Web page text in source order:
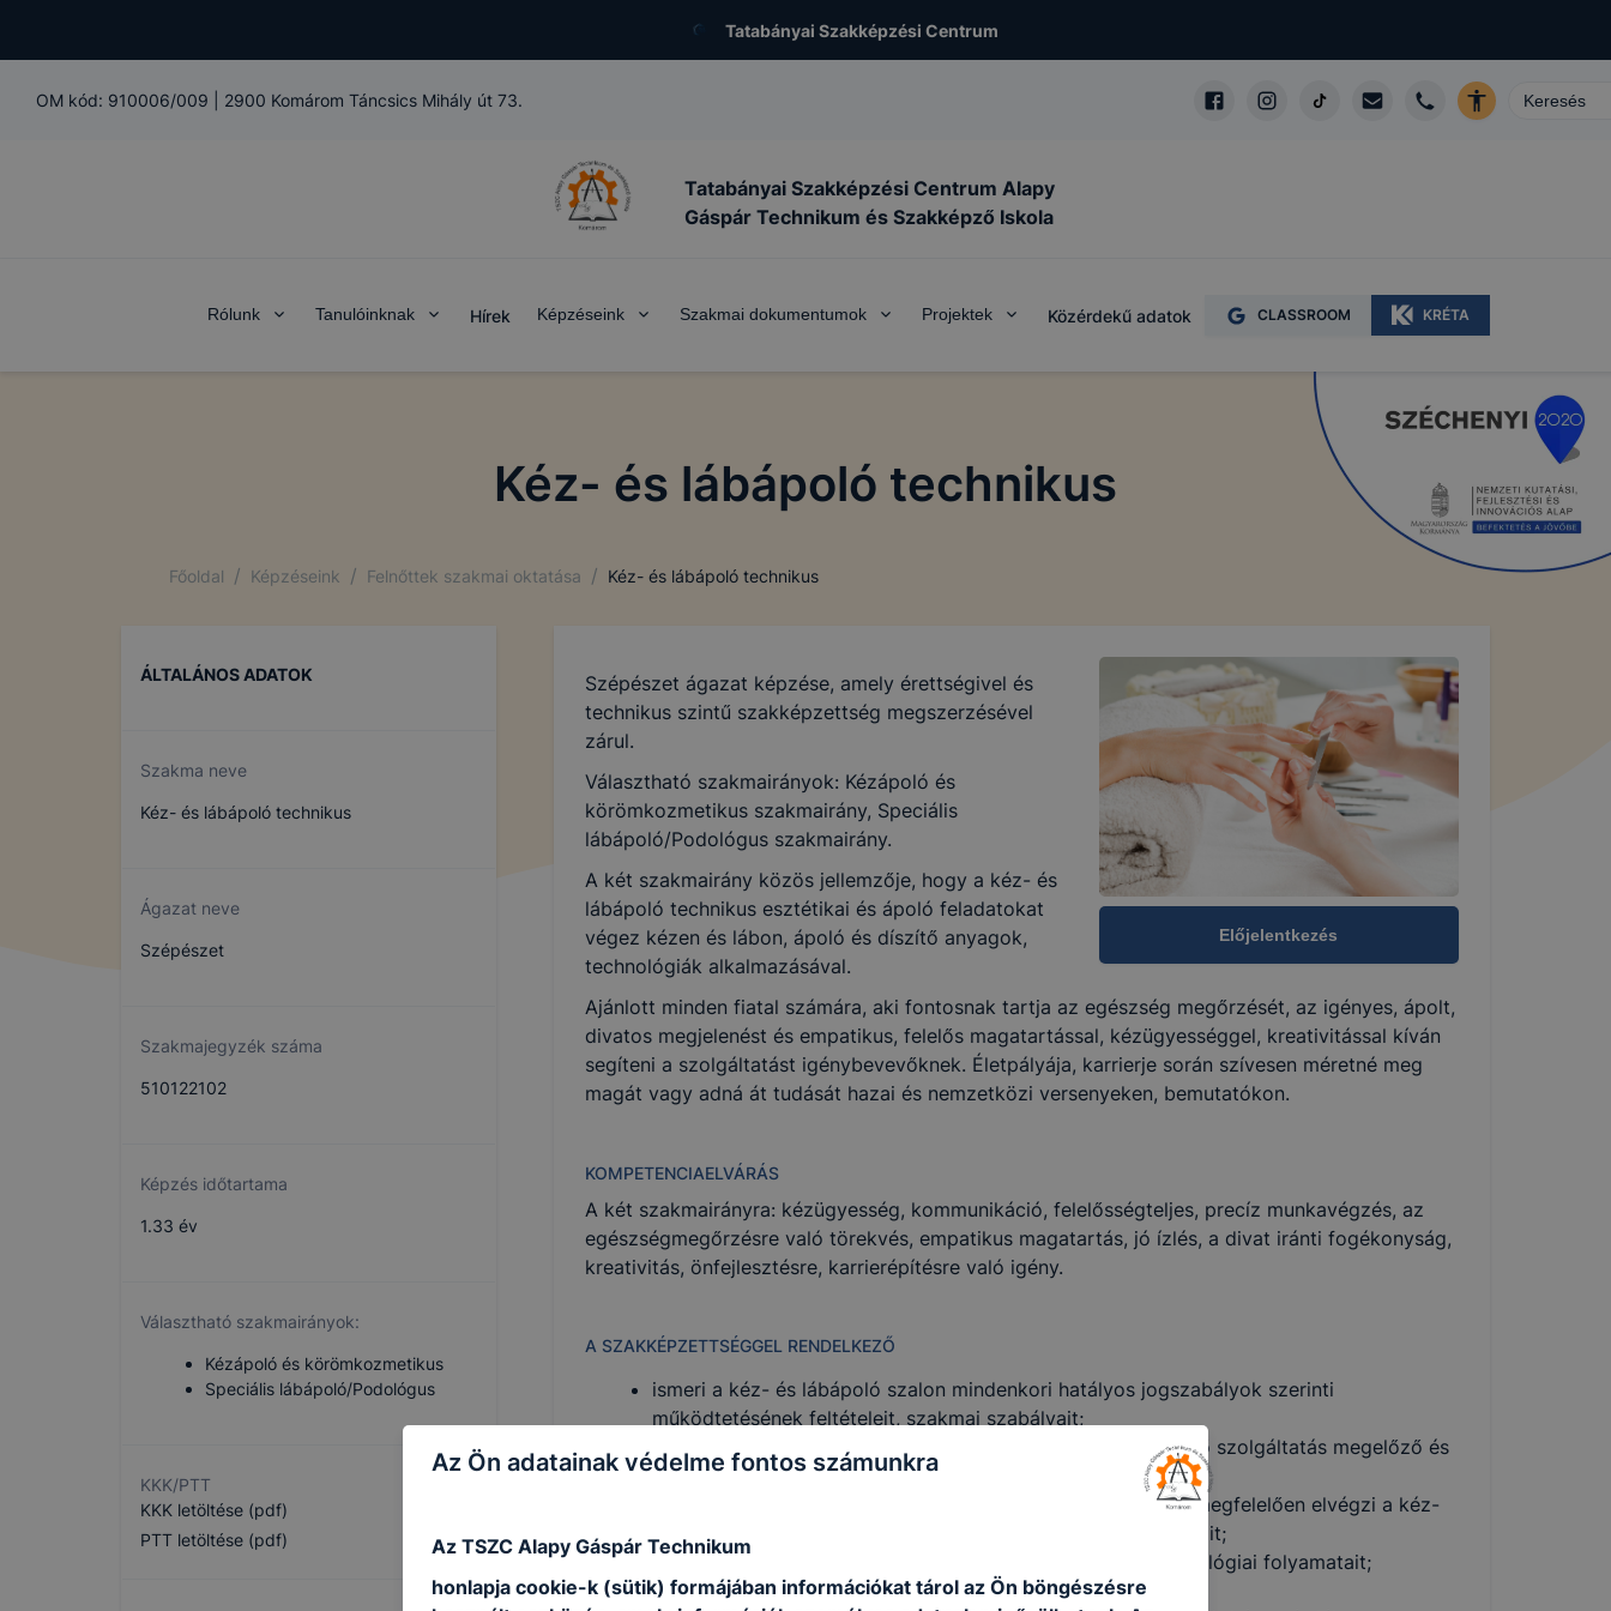
Tatabányai Szakképzési Centrum
OM kód: 910006/009 2900 Komárom Táncsics Mihály út 73.
Tatabányai Szakképzési Centrum Alapy
Gáspár Technikum és Szakképző Iskola
Rólunk Tanulóinknak Hírek Képzéseink Szakmai dokumentumok Projektek Közérdekű adatok CLASSROOM KRÉTA
Kéz- és lábápoló technikus
Főoldal / Képzéseink / Felnőttek szakmai oktatása / Kéz- és lábápoló technikus
ÁLTALÁNOS ADATOK
Szakma neve
Kéz- és lábápoló technikus
Ágazat neve
Szépészet
Szakmajegyzék száma
510122102
Képzés időtartama
1.33 év
Választható szakmairányok:
Kézápoló és körömkozmetikus
Speciális lábápoló/Podológus
KKK/PTT
KKK letöltése (pdf)
PTT letöltése (pdf)
Előjelentkezés
Szépészet ágazat képzése, amely érettségivel és
technikus szintű szakképzettség megszerzésével
zárul.
Választható szakmairányok: Kézápoló és
körömkozmetikus szakmairány, Speciális
lábápoló/Podológus szakmairány.
A két szakmairány közös jellemzője, hogy a kéz- és
lábápoló technikus esztétikai és ápoló feladatokat
végez kézen és lábon, ápoló és díszítő anyagok,
technológiák alkalmazásával.
Ajánlott minden fiatal számára, aki fontosnak tartja az egészség megőrzését, az igényes, ápolt,
divatos megjelenést és empatikus, felelős magatartással, kézügyességgel, kreativitással kíván
segíteni a szolgáltatást igénybevevőknek. Életpályája, karrierje során szívesen méretné meg
magát vagy adná át tudását hazai és nemzetközi versenyeken, bemutatókon.
KOMPETENCIAELVÁRÁS
A két szakmairányra: kézügyesség, kommunikáció, felelősségteljes, precíz munkavégzés, az
egészségmegőrzésre való törekvés, empatikus magatartás, jó ízlés, a divat iránti fogékonyság,
kreativitás, önfejlesztésre, karrierépítésre való igény.
A SZAKKÉPZETTSÉGGEL RENDELKEZŐ
ismeri a kéz- és lábápoló szalon mindenkori hatályos jogszabályok szerinti
működtetésének feltételeit, szakmai szabályait;
felkészül a kéz- és lábápoló szépészeti és egészségmegőrző szolgáltatás megelőző és
utókezelői feladataira;
megtervezi, előkészíti a szolgáltatást és a kezelési tervnek megfelelően elvégzi a kéz-
és lábápolás, műköröm építésének és díszítésének folyamatait;
elvégzi a kéz ápolásának és a műköröm készítésének technológiai folyamatait;
elvégzi a lábápolás technológiai folyamatait;
Az Ön adatainak védelme fontos számunkra
Az TSZC Alapy Gáspár Technikum
honlapja cookie-k (sütik) formájában információkat tárol az Ön böngészésre